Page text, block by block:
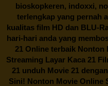
bioskopkeren, indoxxi,
terlengkap yang pernah
kualitas film HD dan BLU-
hari-hari anda yang
21 Online terbaik Nonton
Streaming Layar Kaca 21
21 unduh Movie 21
Sini! Nonton Movie Online